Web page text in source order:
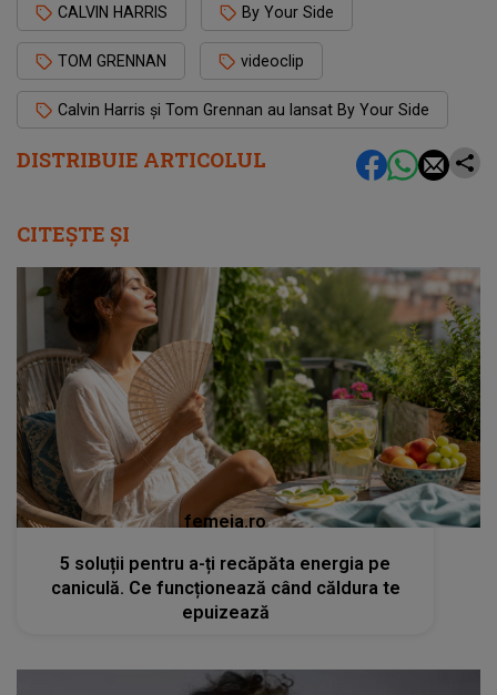
DISTRIBUIE ARTICOLUL
CALVIN HARRIS By Your Side
TOM GRENNAN videoclip
Calvin Harris și Tom Grennan au lansat By Your Side
CITEȘTE ȘI
femeia.ro
5 soluții pentru a-ți recăpăta energia pe
caniculă. Ce funcționează când căldura te
epuizează